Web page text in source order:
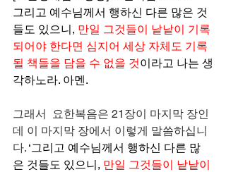
그리고 예수님께서 행하신 다른 많은 것
들도 있으니, 만일 그것들이 낱낱이 기록
되어야 한다면 심지어 세상 자체도 기록
될 책들을 담을 수 없을 것이라고 나는 생
각하노라. 아멘.
그래서  요한복음은 21장이 마지막 장인
데 이 마지막 장에서 이렇게 말씀하십니
다. ‘그리고 예수님께서 행하신 다른 많
은 것들도 있으니, 만일 그것들이 낱낱이